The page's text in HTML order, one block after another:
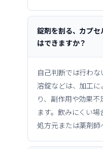
錠剤を割る、カプ
はできますか？
自己判断では行わ
溶錠などは、加工
り、副作用や効果
ます。飲みにくい
処方元または薬剤師